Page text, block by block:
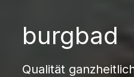
burgbad
Qualität